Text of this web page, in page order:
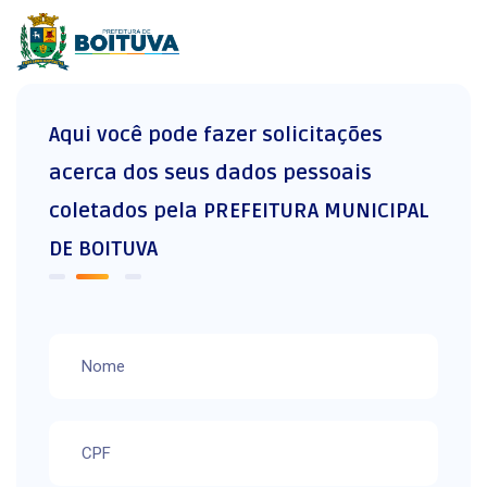
Aqui você pode fazer solicitações
acerca dos seus dados pessoais
coletados pela PREFEITURA MUNICIPAL
DE BOITUVA